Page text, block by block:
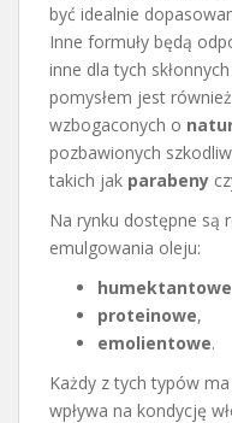
być idealnie
Inne formuły będą
inne dla tych
pomysłem jest
wzbogaconych o
pozbawionych
takich jak parabeny
Na rynku dostępne są
emulgowania oleju:
humektantowe
proteinowe,
emolientowe.
Każdy z tych typów
wpływa na kondycję